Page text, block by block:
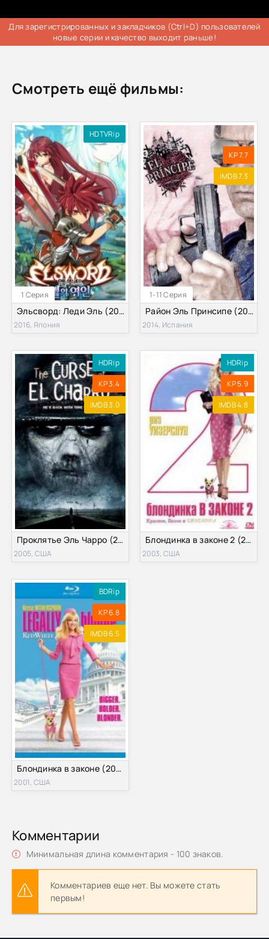
Для зарегистрированных и закладчиков (Ctrl+D) пользователей
новые серии и качество выходит раньше!
Смотреть ещё фильмы:
1 Серия
HDTVRip
Эльсворд: Леди Эль (2016)
2016, Япония
1-11 Серия
KP 7.7
IMDB 7.3
Район Эль Принсипе (2015) 1 сезон
2014, Испания
HDRip
KP 3.4
IMDB 3.0
Проклятье Эль Чарро (2005)
2005, США
HDRip
KP 5.9
IMDB 4.8
Блондинка в законе 2 (2003)
2003, США
BDRip
KP 6.8
IMDB 6.5
Блондинка в законе (2001)
2001, США
Комментарии
Минимальная длина комментария - 100 знаков.
Комментариев еще нет. Вы можете стать
первым!